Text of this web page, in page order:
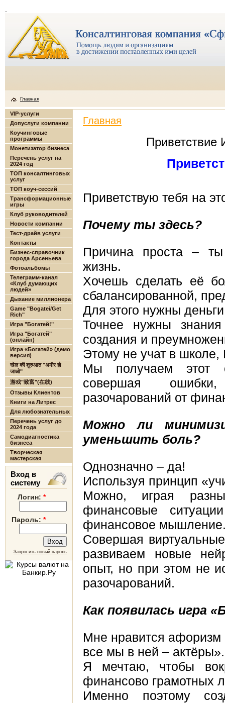
Главная
VIP-услуги
Допуслуги компании
Коучинговые
программы
Монетизатор бизнеса
Перечень услуг на
2024 год
ТОП консалтинговых
услуг
ТОП коуч-сессий
Трансформационные
игры
Клуб руководителей
Новости компании
Тест-драйв услуги
Контакты
Бизнес-справочник
города Арсеньева
Фотоальбомы
Телеграмм-канал
«Клуб думающих
людей»
Дыхание миллионера
Game "Bogatei/Get
Rich"
Игра "Богатей!"
Игра "Богатей"
(онлайн)
Игра «Богатей» (демо
версия)
खेल की शुरुआत "अमीर हो
जाओ"
游戏"致富"(在线)
Отзывы Клиентов
Книги на Литрес
Для любознательных
Перечень услуг до
2024 года
Самодиагностика
бизнеса
Творческая
мастерская
Вход в
систему
Логин: *
Пароль: *
Запросить новый пароль
Главная
Приветствие
Приветствую тебя на
Почему ты здесь?
Причина проста –
жизнь.
Хочешь сделать её
сбалансированной,
Для этого нужны
Точнее нужны
создания и
Этому не учат в школе,
Мы получаем этот
совершая
разочарований от
Можно ли
уменьшить боль?
Однозначно – да!
Используя принцип
Можно, играя
финансовые
финансовое
Совершая
развиваем новые
опыт, но при этом не
разочарований.
Как появилась игра
Мне нравится
все мы в ней – актёры».
Я мечтаю, чтобы
финансово грамотных
Именно поэтому